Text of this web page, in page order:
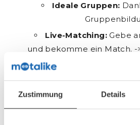
Zustimmung Details
Ideale Gruppen:
Live-Matching: Gebe
und bekomme ein Match. -
Digitaler Guide:
wir führen Dich
Mehr Spaß im 2er-